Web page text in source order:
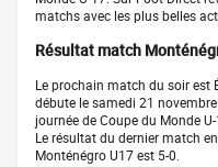
matchs avec les plus belles
Résultat match
Le prochain match du soir est
débute le samedi 21
journée de Coupe du Monde U-
Le résultat du dernier match
Monténégro U17 est 5-0.